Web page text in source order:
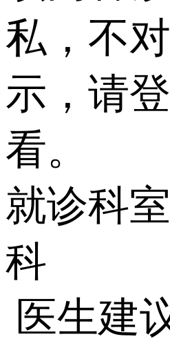
私，不
示，请
看。
就诊科
科
医生建